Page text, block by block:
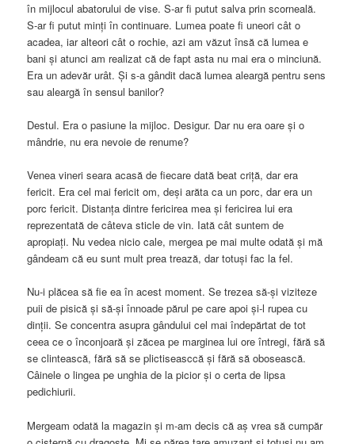
în mijlocul abatorului de vise. S-ar fi putut salva prin scorneală.
S-ar fi putut minți în continuare. Lumea poate fi uneori cât o
acadea, iar alteori cât o rochie, azi am văzut însă că lumea e
bani și atunci am realizat că de fapt asta nu mai era o minciună.
Era un adevăr urât. Și s-a gândit dacă lumea aleargă pentru sens
sau aleargă în sensul banilor?
Destul. Era o pasiune la mijloc. Desigur. Dar nu era oare și o
mândrie, nu era nevoie de renume?
Venea vineri seara acasă de fiecare dată beat criță, dar era
fericit. Era cel mai fericit om, deși arăta ca un porc, dar era un
porc fericit. Distanța dintre fericirea mea și fericirea lui era
reprezentată de câteva sticle de vin. Iată cât suntem de
apropiați. Nu vedea nicio cale, mergea pe mai multe odată și mă
gândeam că eu sunt mult prea trează, dar totuși fac la fel.
Nu-i plăcea să fie ea în acest moment. Se trezea să-și viziteze
puii de pisică și să-și înnoade părul pe care apoi și-l rupea cu
dinții. Se concentra asupra gândului cel mai îndepărtat de tot
ceea ce o înconjoară și zăcea pe marginea lui ore întregi, fără să
se clintească, fără să se plictiseasccă și fără să obosească.
Câinele o lingea pe unghia de la picior și o certa de lipsa
pedichiurii.
Mergeam odată la magazin și m-am decis că aș vrea să cumpăr